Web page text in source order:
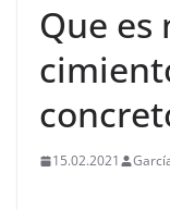
Que es
15.02.2021